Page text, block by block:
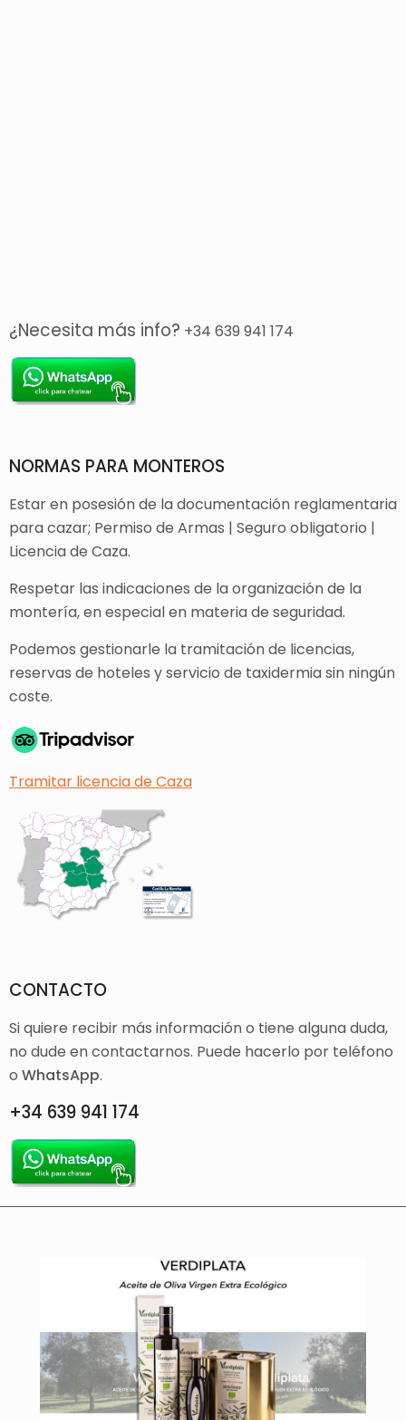
¿Necesita más info? +34 639 941 174
NORMAS PARA MONTEROS
Estar en posesión de la documentación reglamentaria
para cazar; Permiso de Armas | Seguro obligatorio |
Licencia de Caza.
Respetar las indicaciones de la organización de la
montería, en especial en materia de seguridad.
Podemos gestionarle la tramitación de licencias,
reservas de hoteles y servicio de taxidermia sin ningún
coste.
Tramitar licencia de Caza
CONTACTO
Si quiere recibir más información o tiene alguna duda,
no dude en contactarnos. Puede hacerlo por teléfono
o WhatsApp.
+34 639 941 174